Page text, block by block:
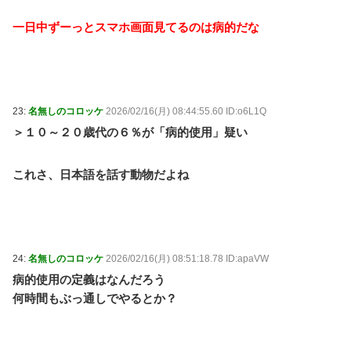
一日中ずーっとスマホ画面見てるのは病的だな
23: 名無しのコロッケ 2026/02/16(月) 08:44:55.60 ID:o6L1Q
＞１０～２０歳代の６％が「病的使用」疑い
これさ、日本語を話す動物だよね
24: 名無しのコロッケ 2026/02/16(月) 08:51:18.78 ID:apaVW
病的使用の定義はなんだろう
何時間もぶっ通しでやるとか？